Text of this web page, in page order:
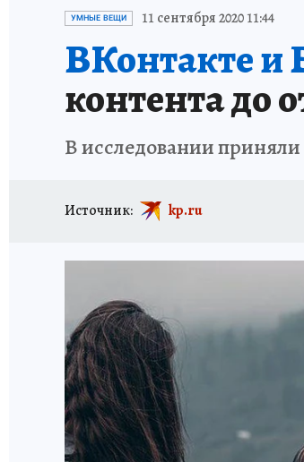
ИСПЫТАНО НА СЕБЕ
УМНЫЕ ВЕЩИ 11 сентября 2020 11:44
ВКонтакте и
контента до
В исследовании приняли
Источник: kp.ru